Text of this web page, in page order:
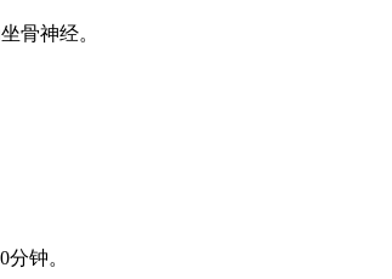
骨神经。
钟。